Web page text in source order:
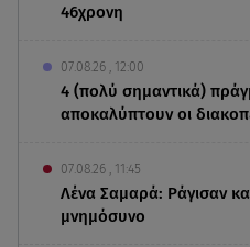
46χρονη
07.08.26 , 12:00
4 (πολύ σημαντικά)
αποκαλύπτουν οι
07.08.26 , 11:45
Λένα Σαμαρά: Ράγισαν
μνημόσυνο